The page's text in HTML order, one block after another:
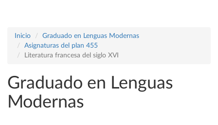
Inicio
Graduado en Lenguas Modernas
Asignaturas del plan 455
Literatura francesa del siglo XVI
Graduado en Lenguas
Modernas